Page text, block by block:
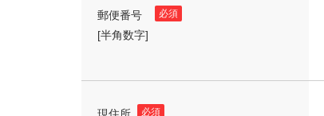
郵便番号
[半角数字]
必須
必須